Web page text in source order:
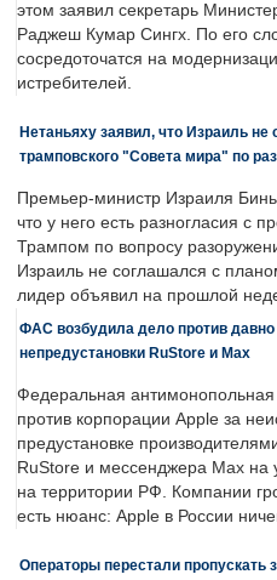
этом заявил секретарь
Раджеш Кумар Сингх. По его
сосредоточатся на
истребителей.
Нетаньяху заявил, что Израиль
трамповского "Совета мира" по
Премьер-министр Израиля
что у него есть разногласия с
Трампом по вопросу
Израиль не соглашался с
лидер объявил на прошлой
ФАС возбудила дело против
непредустановки RuStore и Max
Федеральная
против корпорации Apple за
предустановке
RuStore и мессенджера Max на
на территории РФ. Компании
есть нюанс: Apple в России
Операторы перестали пропускать